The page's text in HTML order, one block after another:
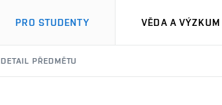
PRO STUDENTY VĚDA A VÝZKUM
DETAIL PŘEDMĚTU